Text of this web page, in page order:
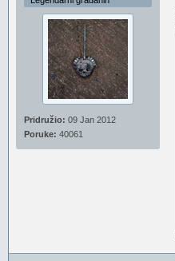
Pridružio: 09 Jan 2012
Poruke: 40061